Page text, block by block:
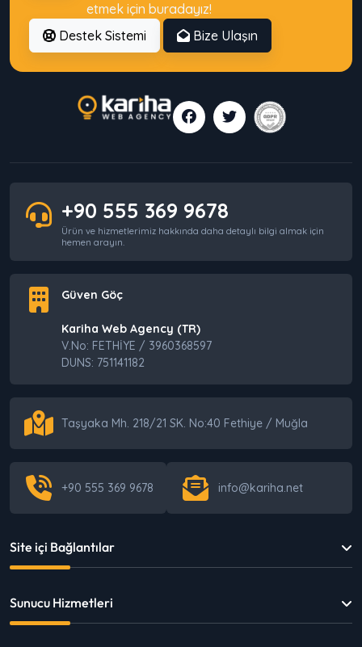
SEO’ya Para Harcayıp Sonuç Alamayan
İşletmelerin Yaptığı 7 Temel Hata
Şirketler Dijital Danışmanlık Almadan Neden
Web Hosting mi VPS mi? Hangisini
Seçmelisiniz?
Edilecekler
Yanlış Altyapıyla Devam Etmek
E-Ticarete Başlamak İçin Nereden
Kritik Karar Hatası
etmek için buradayız!
Destek Sistemi
Bize Ulaşın
+90 555 369 9678
Ürün ve hizmetlerimiz hakkında daha detaylı bilgi almak için
hemen arayın.
Güven Göç
Kariha Web Agency (TR)
V.No: FETHİYE / 3960368597
DUNS: 751141182
Taşyaka Mh. 218/21 SK. No:40 Fethiye / Muğla
+90 555 369 9678 info@kariha.net
Site içi Bağlantılar
Sunucu Hizmetleri